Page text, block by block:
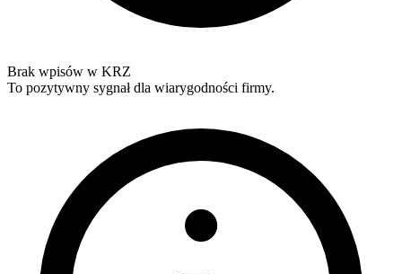
Brak wpisów w KRZ
To pozytywny sygnał dla wiarygodności firmy.